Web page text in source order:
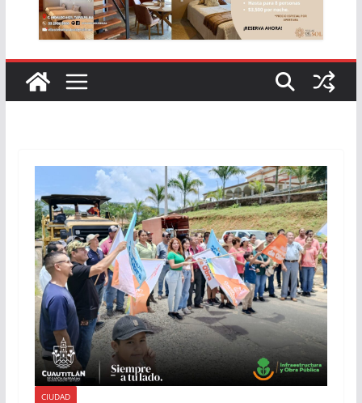
CIUDAD